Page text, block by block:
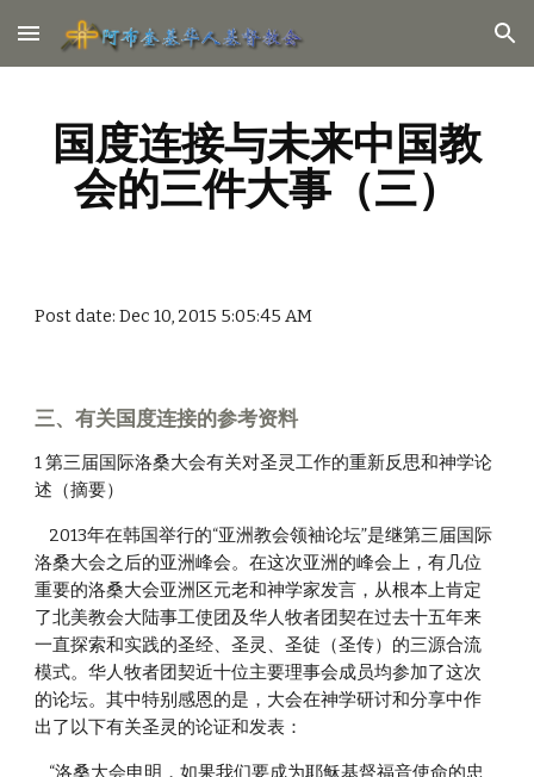
Skip to main content Skip to navigation
国度连接与未来中国教
会的三件大事（三）
Post date: Dec 10, 2015 5:05:45 AM
三、有关国度连接的参考资料
1 第三届国际洛桑大会有关对圣灵工作的重新反思和神学论
述（摘要）
洛桑大会之后的亚洲峰会。在这次亚洲的峰会上，有几位
重要的洛桑大会亚洲区元老和神学家发言，从根本上肯定
了北美教会大陆事工使团及华人牧者团契在过去十五年来
一直探索和实践的圣经、圣灵、圣徒（圣传）的三源合流
模式。华人牧者团契近十位主要理事会成员均参加了这次
的论坛。其中特别感恩的是，大会在神学研讨和分享中作
出了以下有关圣灵的论证和发表：